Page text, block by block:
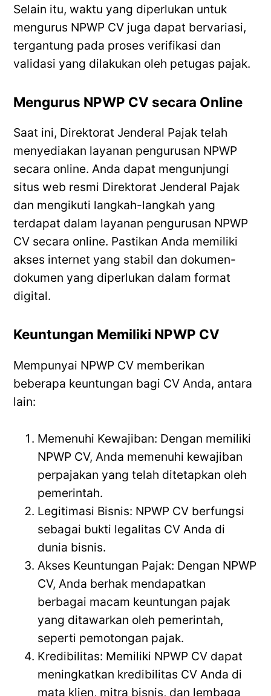
Selain itu, waktu yang diperlukan untuk
mengurus NPWP CV juga dapat bervariasi,
tergantung pada proses verifikasi dan
validasi yang dilakukan oleh petugas pajak.
Mengurus NPWP CV secara Online
Saat ini, Direktorat Jenderal Pajak telah
menyediakan layanan pengurusan NPWP
secara online. Anda dapat mengunjungi
situs web resmi Direktorat Jenderal Pajak
dan mengikuti langkah-langkah yang
terdapat dalam layanan pengurusan NPWP
CV secara online. Pastikan Anda memiliki
akses internet yang stabil dan dokumen-
dokumen yang diperlukan dalam format
digital.
Keuntungan Memiliki NPWP CV
Mempunyai NPWP CV memberikan
beberapa keuntungan bagi CV Anda, antara
lain:
Memenuhi Kewajiban: Dengan memiliki
NPWP CV, Anda memenuhi kewajiban
perpajakan yang telah ditetapkan oleh
pemerintah.
Legitimasi Bisnis: NPWP CV berfungsi
sebagai bukti legalitas CV Anda di
dunia bisnis.
Akses Keuntungan Pajak: Dengan NPWP
CV, Anda berhak mendapatkan
berbagai macam keuntungan pajak
yang ditawarkan oleh pemerintah,
seperti pemotongan pajak.
Kredibilitas: Memiliki NPWP CV dapat
meningkatkan kredibilitas CV Anda di
mata klien, mitra bisnis, dan lembaga